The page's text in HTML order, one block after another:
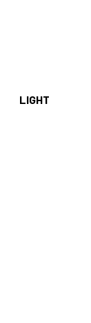
LIGHT